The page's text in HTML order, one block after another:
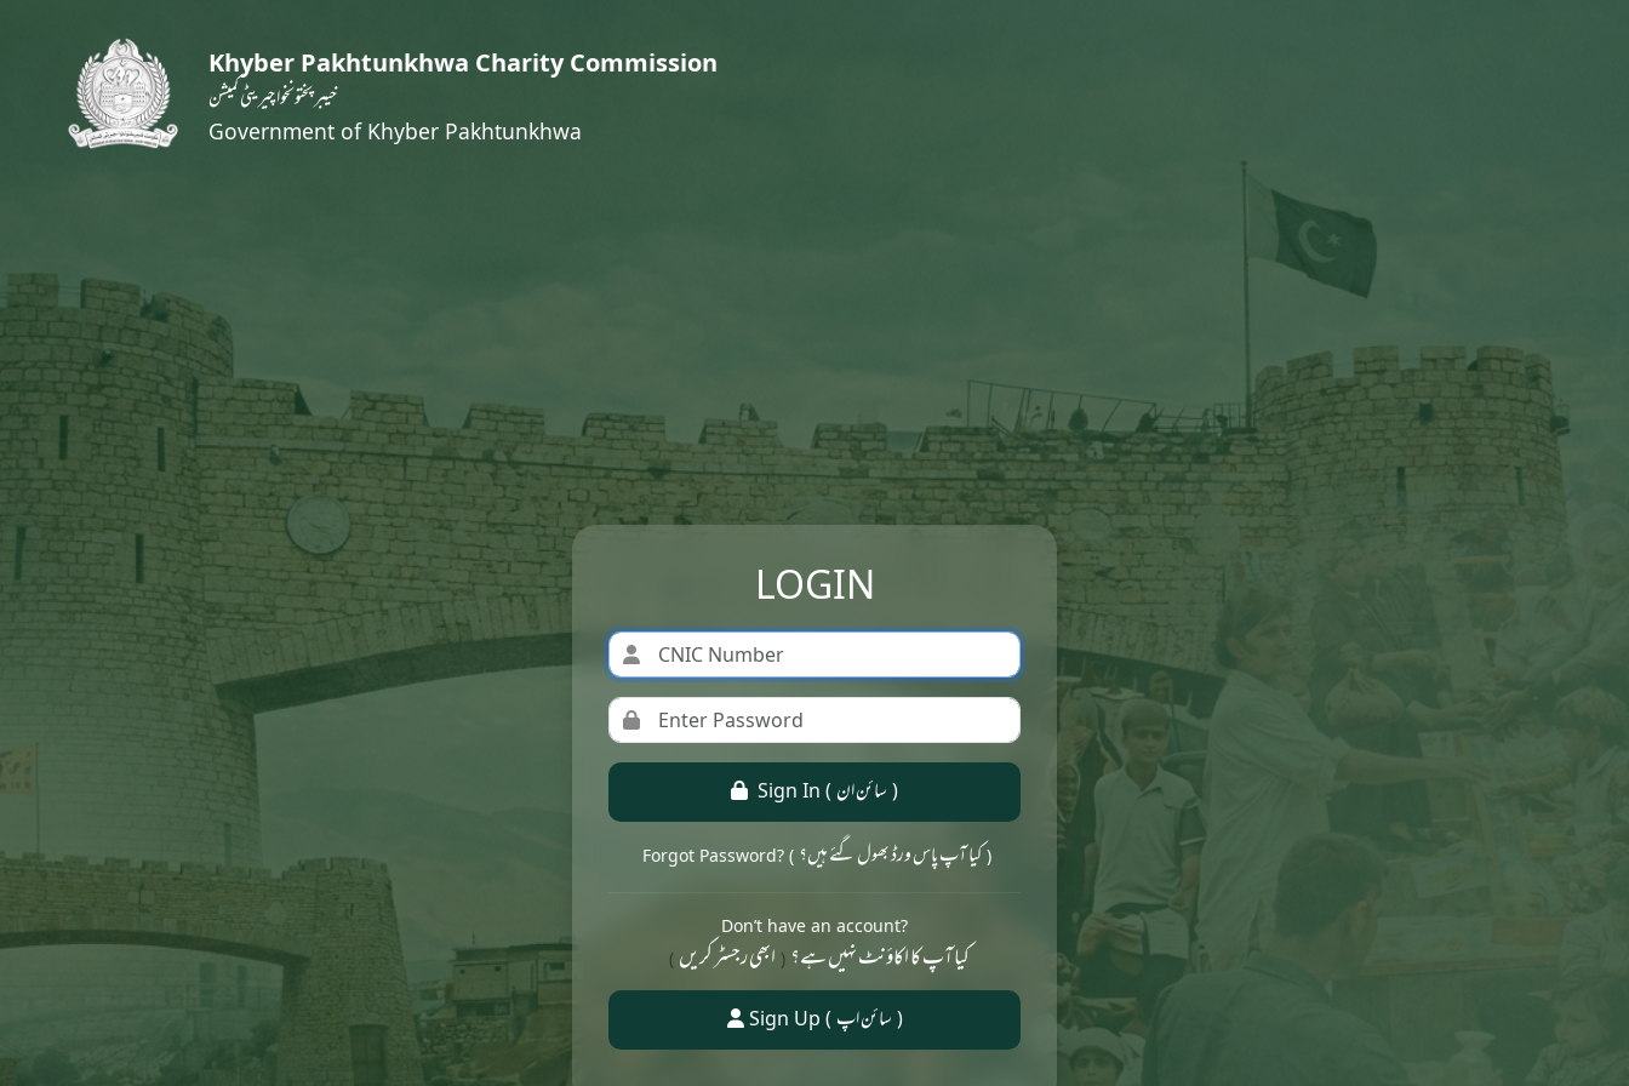
Khyber Pakhtunkhwa Charity Commission
خیبر پختونخوا چیریٹی کمیشن
Government of Khyber Pakhtunkhwa
LOGIN
Sign In ( سائن ان )
Forgot Password? ( کیا آپ پاس ورڈ بھول گئے ہیں؟)
Don’t have an account?
کیا آپ کا اکاؤنٹ نہیں ہے؟ ( ابھی رجسٹر کریں )
Sign Up ( سائن اپ )